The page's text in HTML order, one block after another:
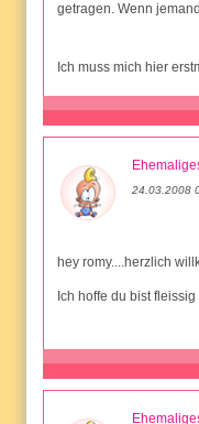
getragen. Wenn
Ich muss mich hier
24.03.2008
hey romy....herzlich
Ich hoffe du bist